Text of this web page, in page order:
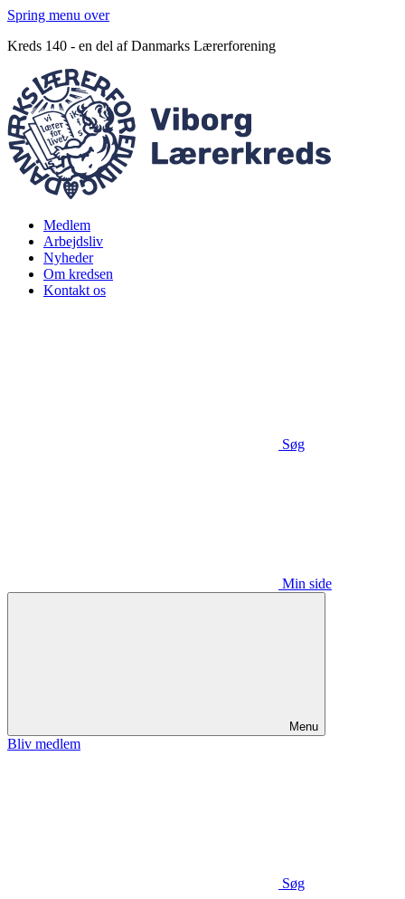
Spring menu over
Kreds 140 - en del af Danmarks Lærerforening
Medlem
Arbejdsliv
Nyheder
Om kredsen
Kontakt os
Søg
Min side
Menu
Bliv medlem
Søg